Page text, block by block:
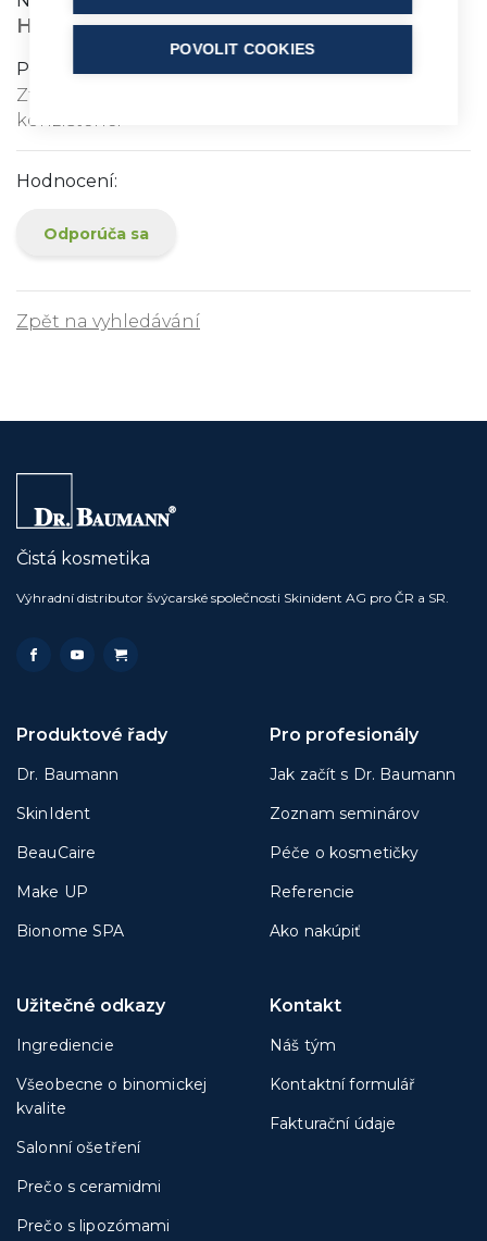
HYDROGENATED COCO GLYCERIDES
Popis ingredience:
Ztužený kokosový olej s vlastností určovat
konzistenci
Hodnocení:
Odporúča sa
Zpět na vyhledávání
Čistá kosmetika
Výhradní distributor švýcarské společnosti Skinident AG pro ČR a SR.
Produktové řady
Dr. Baumann
SkinIdent
BeauCaire
Make UP
Bionome SPA
Pro profesionály
Jak začít s Dr. Baumann
Zoznam seminárov
Péče o kosmetičky
Referencie
Ako nakúpiť
Užitečné odkazy
Ingrediencie
Všeobecne o binomickej
kvalite
Salonní ošetření
Prečo s ceramidmi
Prečo s lipozómami
Kontakt
Náš tým
Kontaktní formulář
Fakturační údaje
POVOLIT COOKIES